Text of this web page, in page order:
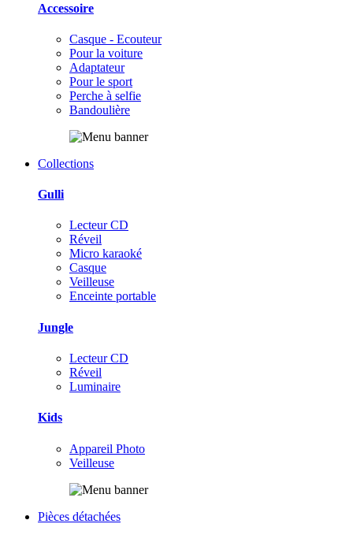
Accessoire
Casque - Ecouteur
Pour la voiture
Adaptateur
Pour le sport
Perche à selfie
Bandoulière
Collections
Gulli
Lecteur CD
Réveil
Micro karaoké
Casque
Veilleuse
Enceinte portable
Jungle
Lecteur CD
Réveil
Luminaire
Kids
Appareil Photo
Veilleuse
Pièces détachées